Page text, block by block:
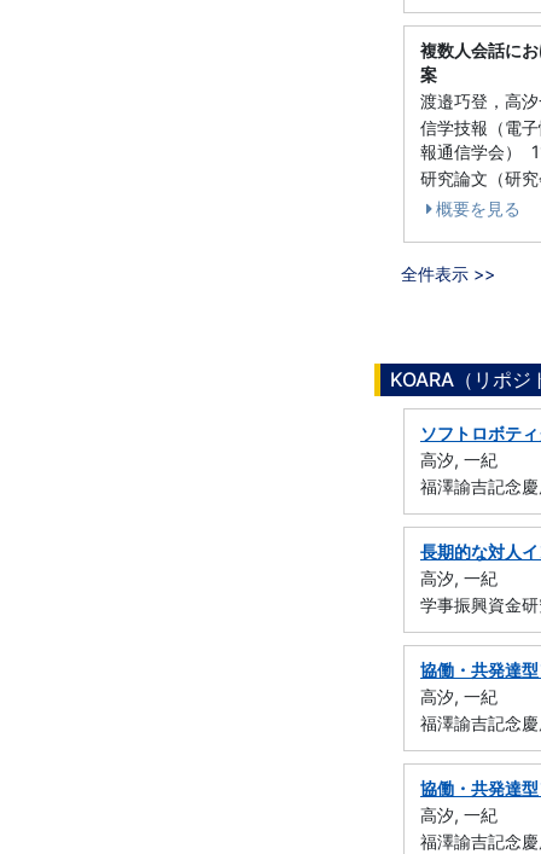
複数人会話に
案
渡邉巧登，高
信学技報（電
報通信学会）
研究論文（研
概要を見る
全件表示 >>
KOARA（リポ
ソフトロボテ
高汐, 一紀
福澤諭吉記念
長期的な対人
高汐, 一紀
学事振興資金
協働・共発達
高汐, 一紀
福澤諭吉記念
協働・共発達
高汐, 一紀
福澤諭吉記念